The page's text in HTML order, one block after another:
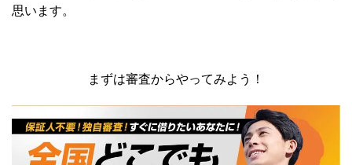
思います。
まずは審査からやってみよう！